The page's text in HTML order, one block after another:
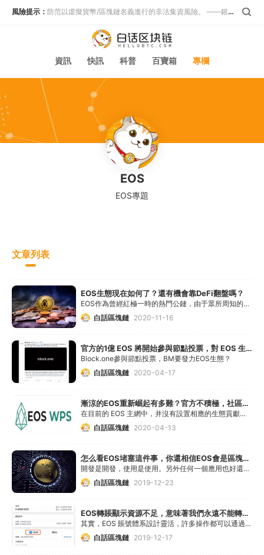
風險提示： 防范以虛擬貨幣/區塊鏈名義進行的非法集資風險。 ——銀保監會等五部門
資訊 快訊 科普 百寶箱 專欄
EOS
EOS專題
文章列表
EOS生態現在如何了？還有機會靠DeFi翻盤嗎？
EOS作為曾經紅極一時的熱門公鏈，由于眾所周知的種種原因導致越來越多社區成員和投資人的失望，今年比特幣、DeFi、以太坊生態進展迅速，但EOS卻是一蹶不振，我們也看到各
白話區塊鏈 2020-11-16
官方的1億 EOS 將開始參與節點投票，對 EOS 生態影響幾何？
Block.one參與節點投票，BM要發力EOS生態？
白話區塊鏈 2020-04-17
漸涼的EOS重新崛起有多難？官方不積極，社區只好自己搞生態激勵
在目前的 EOS 主網中，并沒有設置相應的生態貢獻獎勵，一些優秀的項目方為 EOS 生態發展做出了巨大貢獻卻并沒有從官方得到任何獎勵。
白話區塊鏈 2020-04-13
怎么看EOS堵塞這件事，你還相信EOS會是區塊鏈3.0么？
開發是開發，使用是使用。另外任何一個應用也好還是系統也好，都是在各種狀況下不斷的發展進步，其他項目有機會面臨這么大的考驗嗎?這次也正好暴露了什么
白話區塊鏈 2019-12-23
EOS轉賬顯示資源不足，意味著我們永遠不能轉走所有的EOS嗎？
其實，EOS 賬號體系設計靈活，許多操作都可以通過其他賬號來代為完成，例如 EOS 資源費用就可以通過其他賬號來代付
白話區塊鏈 2019-12-17